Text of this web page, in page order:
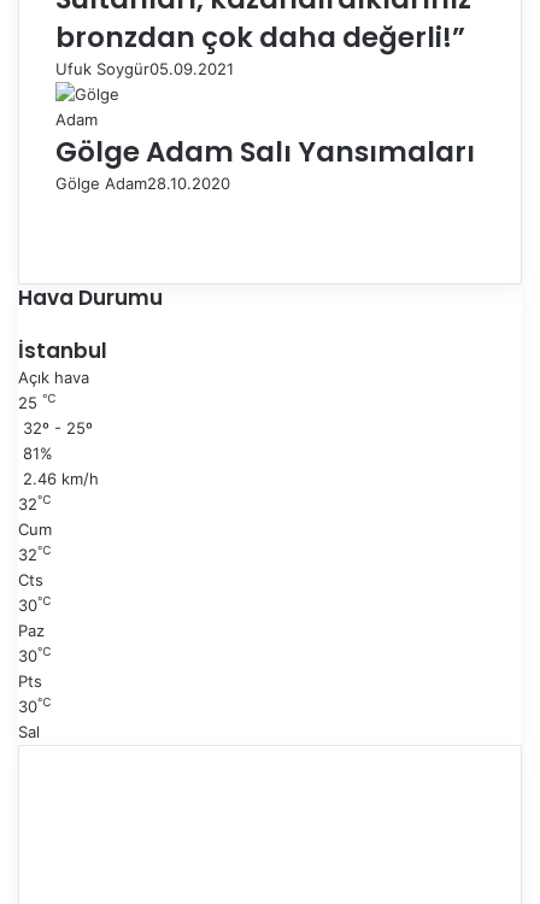
bronzdan çok daha değerli!”
Ufuk Soygür05.09.2021
Gölge Adam Salı Yansımaları
Gölge Adam28.10.2020
e
k
s
a
n
k
i
f
Hava Durumu
İstanbul
Açık hava
25 ℃
32º - 25º
81%
2.46 km/h
32℃
Cum
32℃
Cts
30℃
Paz
30℃
Pts
30℃
Sal